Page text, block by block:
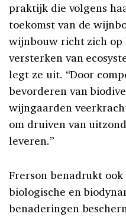
praktijk die volgens
toekomst van de
wijnbouw richt zich
versterken van
legt ze uit. “Door
bevorderen van
wijngaarden
om druiven van
leveren.”
Frerson benadrukt
biologische en
benaderingen